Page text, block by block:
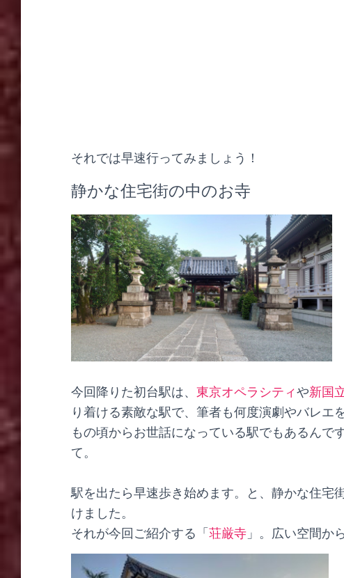
それでは早速行ってみましょう！
静かな住宅街の中のお寺
今回降りた初台駅は、 東京オペラシティや新国
り着ける素敵な駅で、筆者も何度演劇やバレ
もの頃からお世話になっている駅でもあるんで
て。
駅を出たら早速歩き始めます。と、静かな住宅
けました。
それが今回ご紹介する「 荘厳寺 」。広い空間か